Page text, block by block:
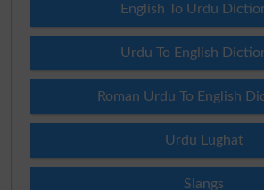
English To Urdu
Urdu To English
Roman Urdu To English
Urdu Lughat
Slangs